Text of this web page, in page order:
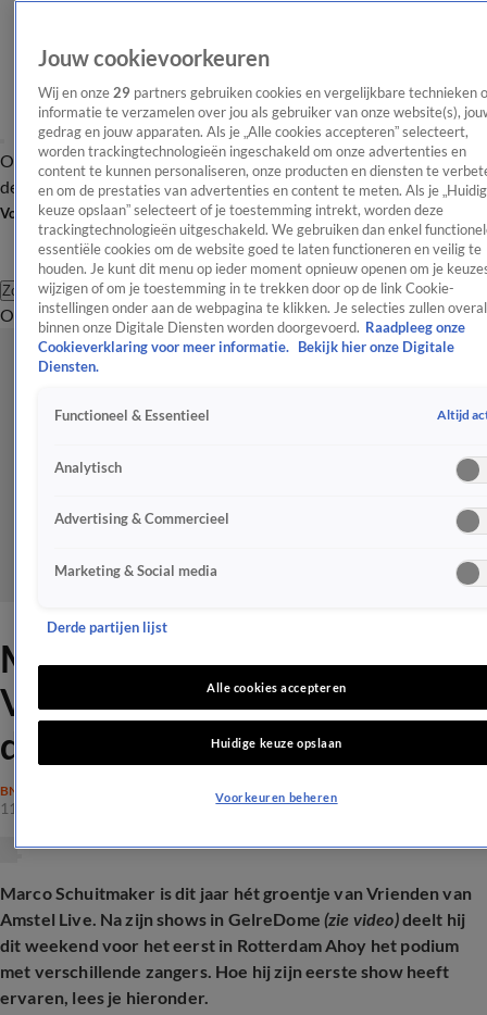
OverzichtAfleveringen Entertainment TV Algemeen
Tip
de redactieNieuwsbrief
Volg Shownieuws
Zoeken
OverzichtEntertainmentSpraakmakendRealityCrimeVideo's
Marco Schuitmaker over
Vrienden van Amstel Live-
debuut
BN'ERS
11 jan 2025, 11:31
Marco Schuitmaker is dit jaar hét groentje van Vrienden van
Amstel Live. Na zijn shows in GelreDome(zie video)deelt hij
dit weekend voor het eerst in Rotterdam Ahoy het podium
met verschillende zangers. Hoe hij zijn eerste show heeft
ervaren, lees je hieronder.
Jouw cookievoorkeuren
Wij en onze 29 partners gebruiken cookies en vergelijkbare technieken
informatie te verzamelen over jou als gebruiker van onze website(s),
gedrag en jouw apparaten. Als je „Alle cookies accepteren” selecteert,
worden trackingtechnologieën ingeschakeld om onze advertenties en
content te kunnen personaliseren, onze producten en diensten te
en om de prestaties van advertenties en content te meten. Als je
keuze opslaan” selecteert of je toestemming intrekt, worden deze
trackingtechnologieën uitgeschakeld. We gebruiken dan enkel
essentiële cookies om de website goed te laten functioneren en veilig te
houden. Je kunt dit menu op ieder moment opnieuw openen om je
wijzigen of om je toestemming in te trekken door op de link Cookie-
instellingen onder aan de webpagina te klikken. Je selecties zullen overal
binnen onze Digitale Diensten worden doorgevoerd. Raadpleeg onze
Cookieverklaring voor meer informatie.
Bekijk hier onze Digitale
Diensten.
Functioneel & Essentieel Altijd
Analytisch
Advertising & Commercieel
Marketing & Social media
Derde partijen lijst
Alle cookies accepteren
Huidige keuze opslaan
Voorkeuren beheren